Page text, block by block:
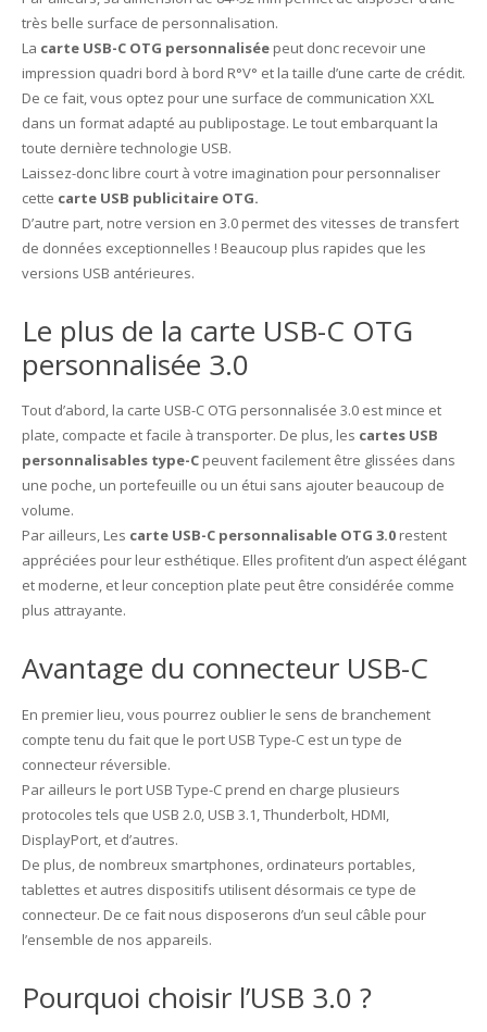
très belle surface de personnalisation.
La carte USB-C OTG personnaliséepeut donc recevoir une
impression quadri bord à bord R°V° et la taille d’une carte de crédit.
De ce fait, vous optez pour une surface de communication XXL
dans un format adapté au publipostage. Le tout embarquant la
toute dernière technologie USB.
Laissez-donc libre court à votre imagination pour personnaliser
cette carte USB publicitaire OTG.
D’autre part, notre version en 3.0 permet des vitesses de transfert
de données exceptionnelles ! Beaucoup plus rapides que les
versions USB antérieures.
Le plus de la carte USB-C OTG
personnalisée 3.0
Tout d’abord, la carte USB-C OTG personnalisée 3.0 est mince et
plate, compacte et facile à transporter. De plus, les cartes USB
personnalisables type-Cpeuvent facilement être glissées dans
une poche, un portefeuille ou un étui sans ajouter beaucoup de
volume.
Par ailleurs, Les carte USB-C personnalisable OTG 3.0restent
appréciées pour leur esthétique. Elles profitent d’un aspect élégant
et moderne, et leur conception plate peut être considérée comme
plus attrayante.
Avantage du connecteur USB-C
En premier lieu, vous pourrez oublier le sens de branchement
compte tenu du fait que le port USB Type-C est un type de
connecteur réversible.
Par ailleurs le port USB Type-C prend en charge plusieurs
protocoles tels que USB 2.0, USB 3.1, Thunderbolt, HDMI,
DisplayPort, et d’autres.
De plus, de nombreux smartphones, ordinateurs portables,
tablettes et autres dispositifs utilisent désormais ce type de
connecteur. De ce fait nous disposerons d’un seul câble pour
l’ensemble de nos appareils.
Pourquoi choisir l’USB 3.0 ?